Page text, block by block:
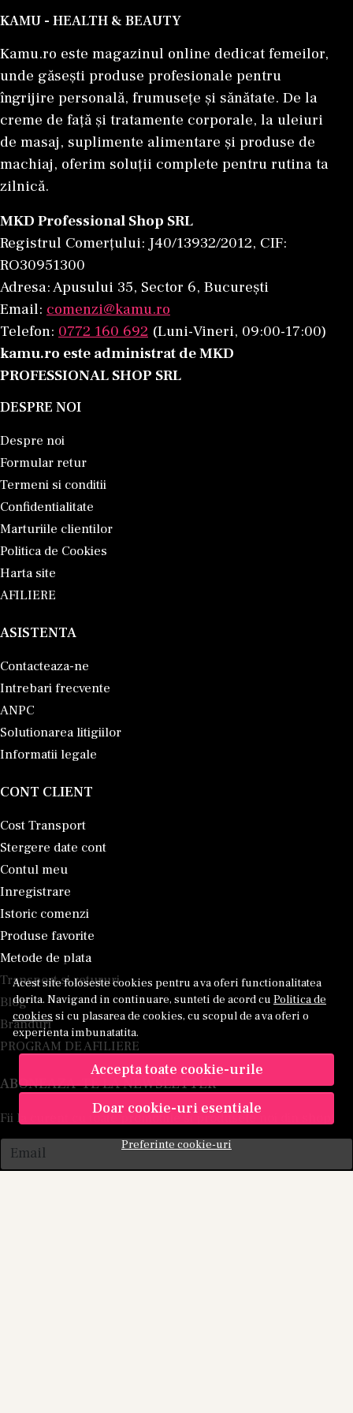
Acest site foloseste cookies pentru a va oferi functionalitatea
dorita. Navigand in continuare, sunteti de acord cu Politica de
cookies si cu plasarea de cookies, cu scopul de a va oferi o
experienta imbunatatita.
Accepta toate cookie-urile
Doar cookie-uri esentiale
Preferinte cookie-uri
KAMU - HEALTH & BEAUTY
Kamu.ro este magazinul online dedicat femeilor,
unde găsești produse profesionale pentru
îngrijire personală, frumusețe și sănătate. De la
creme de față și tratamente corporale, la uleiuri
de masaj, suplimente alimentare și produse de
machiaj, oferim soluții complete pentru rutina ta
zilnică.
MKD Professional Shop SRL
Registrul Comerțului: J40/13932/2012, CIF:
RO30951300
Adresa: Apusului 35, Sector 6, București
Email: comenzi@kamu.ro
Telefon: 0772 160 692 (Luni-Vineri, 09:00-17:00)
kamu.ro este administrat de MKD
PROFESSIONAL SHOP SRL
DESPRE NOI
Despre noi
Formular retur
Termeni si conditii
Confidentialitate
Marturiile clientilor
Politica de Cookies
Harta site
AFILIERE
ASISTENTA
Contacteaza-ne
Intrebari frecvente
ANPC
Solutionarea litigiilor
Informatii legale
CONT CLIENT
Cost Transport
Stergere date cont
Contul meu
Inregistrare
Istoric comenzi
Produse favorite
Metode de plata
Transport si retururi
Blog
Branduri
PROGRAM DE AFILIERE
ABONEAZA-TE LA NEWSLETTER
Fii la curent cu toate promotiile si produsele noi din shop!
Email